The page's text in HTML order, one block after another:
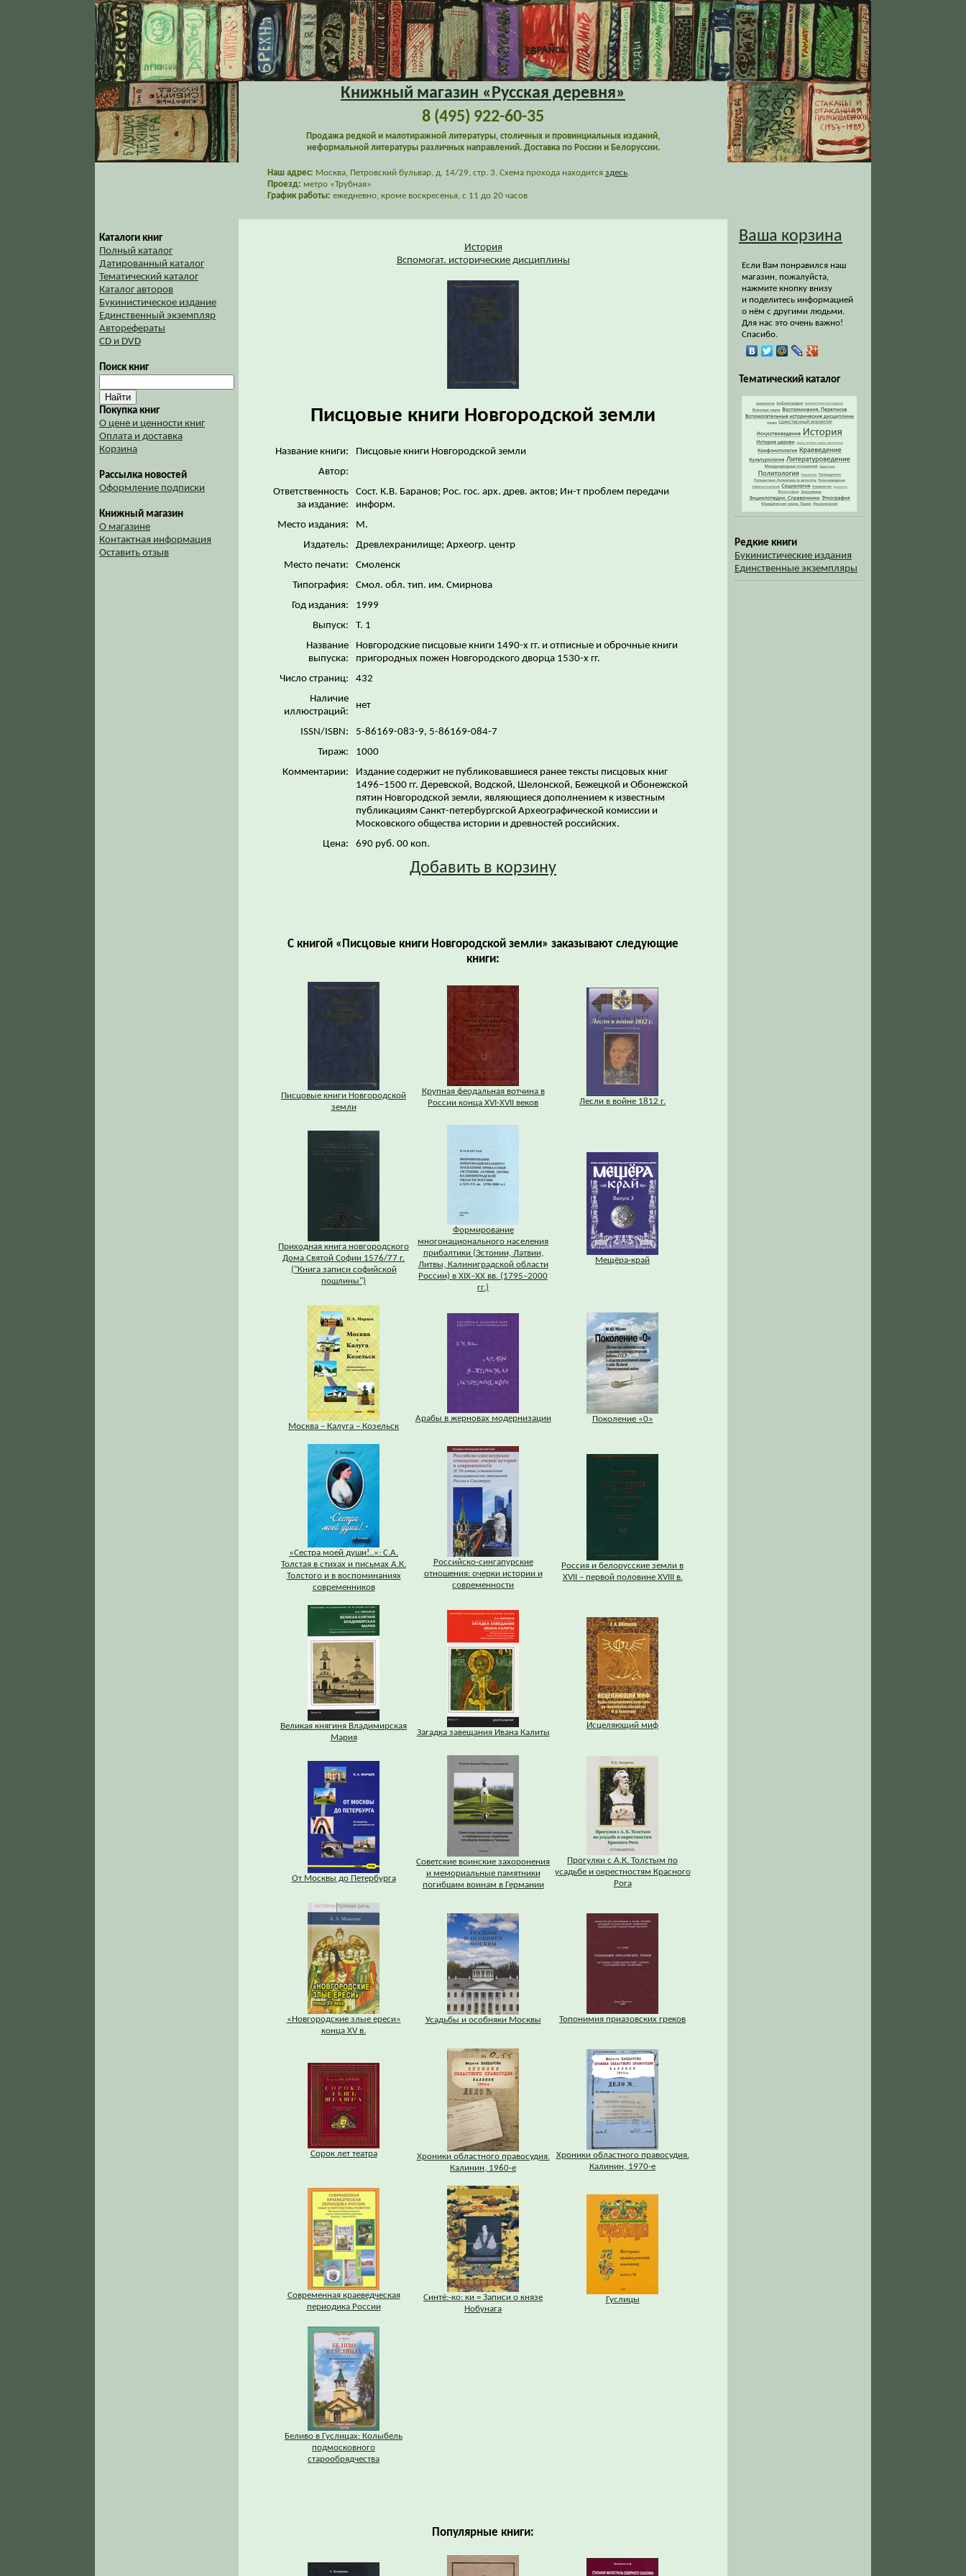
Книжный магазин «Русская деревня»
8 (495) 922-60-35
Продажа редкой и малотиражной литературы, столичных и провинциальных изданий,
неформальной литературы различных направлений. Доставка по России и Белоруссии.
Наш адрес: Москва, Петровский бульвар, д. 14/29, стр. 3. Схема прохода находится здесь.
Проезд: метро «Трубная»
График работы: ежедневно, кроме воскресенья, с 11 до 20 часов
Каталоги книг
Полный каталог
Датированный каталог
Тематический каталог
Каталог авторов
Букинистическое издание
Единственный экземпляр
Авторефераты
CD и DVD
Поиск книг
Покупка книг
О цене и ценности книг
Оплата и доставка
Корзина
Рассылка новостей
Оформление подписки
Книжный магазин
О магазине
Контактная информация
Оставить отзыв
История
Вспомогат. исторические дисциплины
Писцовые книги Новгородской земли
Название книги:
Писцовые книги Новгородской земли
Автор:
Ответственность
за издание:
Сост. К.В. Баранов; Рос. гос. арх. древ. актов; Ин-т проблем передачи
информ.
Место издания:
М.
Издатель:
Древлехранилище; Археогр. центр
Место печати:
Смоленск
Типография:
Смол. обл. тип. им. Смирнова
Год издания:
1999
Выпуск:
Т. 1
Название
выпуска:
Новгородские писцовые книги 1490-х гг. и отписные и оброчные книги
пригородных пожен Новгородского дворца 1530-х гг.
Число страниц:
432
Наличие
иллюстраций:
нет
ISSN/ISBN:
5-86169-083-9, 5-86169-084-7
Тираж:
1000
Комментарии:
Издание содержит не публиковавшиеся ранее тексты писцовых книг
1496–1500 гг. Деревской, Водской, Шелонской, Бежецкой и Обонежской
пятин Новгородской земли, являющиеся дополнением к известным
публикациям Санкт-петербургской Археографической комиссии и
Московского общества истории и древностей российских.
Цена:
690 руб. 00 коп.
Добавить в корзину
С книгой «Писцовые книги Новгородской земли» заказывают следующие
книги:
Писцовые книги Новгородской
земли
Крупная феодальная вотчина в
России конца XVI-XVII веков
Лесли в войне 1812 г.
Приходная книга новгородского
Дома Святой Софии 1576/77 г.
("Книга записи софийской
пошлины")
Формирование
многонационального населения
прибалтики (Эстонии, Латвии,
Литвы, Калиниградской области
России) в XIX–XX вв. (1795–2000
гг.)
Мещёра-край
Москва – Калуга – Козельск
Арабы в жерновах модернизации Поколение «0»
«Сестра моей души!..»: С.А.
Толстая в стихах и письмах А.К.
Толстого и в воспоминаниях
современников
Российско-сингапурские
отношения: очерки истории и
современности
Россия и белорусские земли в
XVII – первой половине XVIII в.
Великая княгиня Владимирская
Мария
Загадка завещания Ивана Калиты
Исцеляющий миф
От Москвы до Петербурга
Советские воинские захоронения
и мемориальные памятники
погибшим воинам в Германии
Прогулки с А.К. Толстым по
усадьбе и окрестностям Красного
Рога
«Новгородские злые ереси»
конца XV в.
Усадьбы и особняки Москвы Топонимия приазовских греков
Сорок лет театра
Хроники областного правосудия.
Калинин, 1960-е
Хроники областного правосудия.
Калинин, 1970-е
Современная краеведческая
периодика России
Синтё:-ко: ки = Записи о князе
Нобунага
Гуслицы
Беливо в Гуслицах: Колыбель
подмосковного
старообрядчества
Популярные книги:
Ваша корзина
Если Вам понравился наш
магазин, пожалуйста,
нажмите кнопку внизу
и поделитесь информацией
о нём с другими людьми.
Для нас это очень важно!
Спасибо.
Тематический каталог
Редкие книги
Букинистические издания
Единственные экземпляры